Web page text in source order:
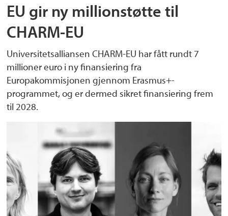
EU gir ny millionstøtte til
CHARM-EU
Universitetsalliansen CHARM-EU har fått rundt 7
millioner euro i ny finansiering fra
Europakommisjonen gjennom Erasmus+-
programmet, og er dermed sikret finansiering frem
til 2028.